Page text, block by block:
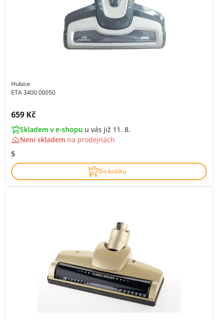
Hubice
ETA 3400 00050
Cena s DPH:
659 Kč
Skladem v e-shopu u vás již 11. 8.
Není skladem na prodejnách
5
Do košíku